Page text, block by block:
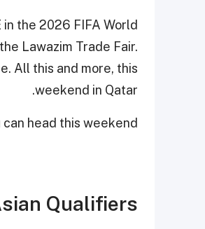
the 2026 FIFA World
Lawazim Trade Fair.
All this and more, this
weekend in Qatar.
head this weekend.
Qualifiers